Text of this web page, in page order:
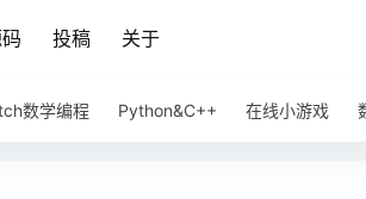
投稿 关于
数学编程 Python&C++ 在线小游戏